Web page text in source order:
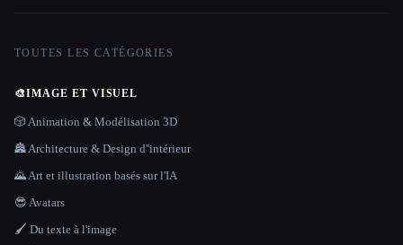
TOUTES LES CATÉGORIES
🎨IMAGE ET VISUEL
🎲 Animation & Modélisation 3D
🏯 Architecture & Design d''intérieur
🌄 Art et illustration basés sur l'IA
😎 Avatars
🖌️ Du texte à l'image